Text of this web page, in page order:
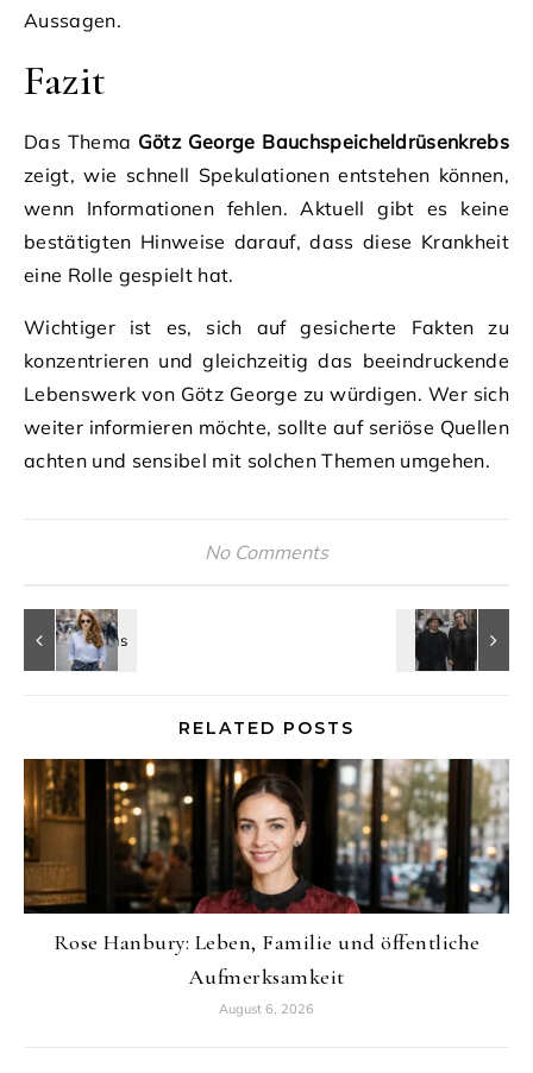
Aussagen.
Fazit
Das Thema Götz George Bauchspeicheldrüsenkrebs
zeigt, wie schnell Spekulationen entstehen können,
wenn Informationen fehlen. Aktuell gibt es keine
bestätigten Hinweise darauf, dass diese Krankheit
eine Rolle gespielt hat.
Wichtiger ist es, sich auf gesicherte Fakten zu
konzentrieren und gleichzeitig das beeindruckende
Lebenswerk von Götz George zu würdigen. Wer sich
weiter informieren möchte, sollte auf seriöse Quellen
achten und sensibel mit solchen Themen umgehen.
No Comments
RELATED POSTS
Rose Hanbury: Leben, Familie und öffentliche
Aufmerksamkeit
August 6, 2026